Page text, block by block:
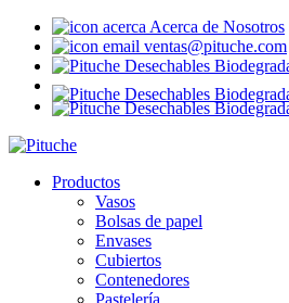
Acerca de Nosotros
ventas@pituche.com
Productos
Vasos
Bolsas de papel
Envases
Cubiertos
Contenedores
Pastelería